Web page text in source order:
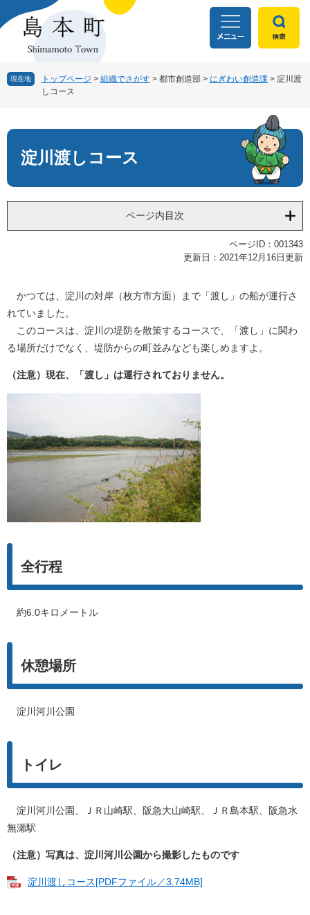
ー
ニ
本
現在地 トップページ > 組織でさがす > 都市創造部 > にぎわい創造課 > 淀川渡
しコース
文
淀川渡しコース
ページ内目次
ページID：001343
更新日：2021年12月16日更新
かつては、淀川の対岸（枚方市方面）まで「渡し」の船が運行さ
れていました。
このコースは、淀川の堤防を散策するコースで、「渡し」に関わ
る場所だけでなく、堤防からの町並みなども楽しめますよ。
（注意）現在、「渡し」は運行されておりません。
全行程
約6.0キロメートル
休憩場所
淀川河川公園
トイレ
淀川河川公園、ＪＲ山崎駅、阪急大山崎駅、ＪＲ島本駅、阪急水
無瀬駅
（注意）写真は、淀川河川公園から撮影したものです
淀川渡しコース[PDFファイル／3.74MB]